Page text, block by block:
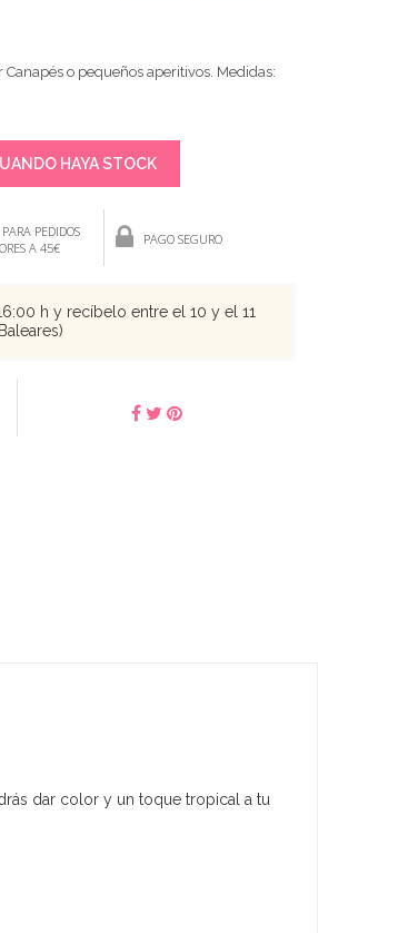
o pequeños aperitivos. Medidas:
HAYA STOCK
PEDIDOS
A 45€
PAGO SEGURO
h y recíbelo entre el 10 y el 11
dar color y un toque tropical a tu